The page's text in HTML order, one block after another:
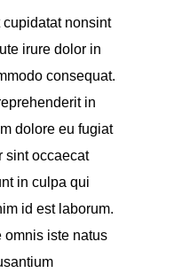
nonsint
irure dolor in
consequat.
in
dolore eu fugiat
sint occaecat
in culpa qui
id est laborum.
omnis iste natus